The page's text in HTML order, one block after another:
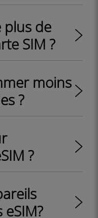
plus de
SIM ?
moins
?
?